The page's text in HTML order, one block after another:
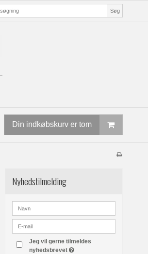
Søg
Din indkøbskurv er tom
Nyhedstilmelding
Jeg vil gerne tilmeldes
nyhedsbrevet